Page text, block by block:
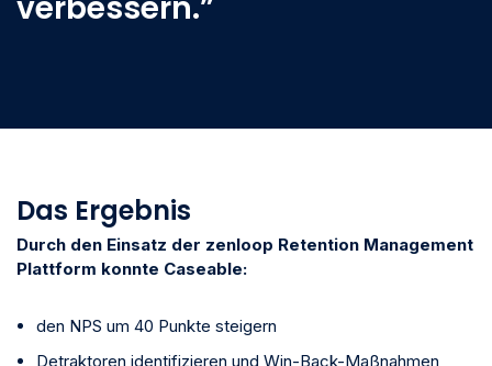
Das Ergebnis
Durch den Einsatz der zenloop Retention Management
Plattform konnte Caseable:
den NPS um 40 Punkte steigern
Detraktoren identifizieren und Win-Back-Maßnahmen